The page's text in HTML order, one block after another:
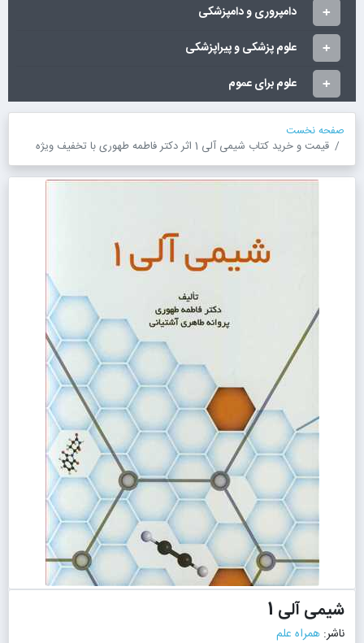
دامپروری و دامپزشکی
علوم پزشکی و پیراپزشکی
علوم برای عموم
صفحه نخست
قیمت و خرید کتاب شیمی آلی 1 اثر دکتر فاطمه طهوری با تخفیف ویژه
شیمی آلی 1
ناشر: همراه علم